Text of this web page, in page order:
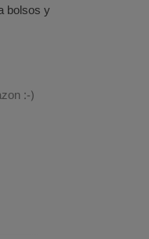
bolsos y
:-)